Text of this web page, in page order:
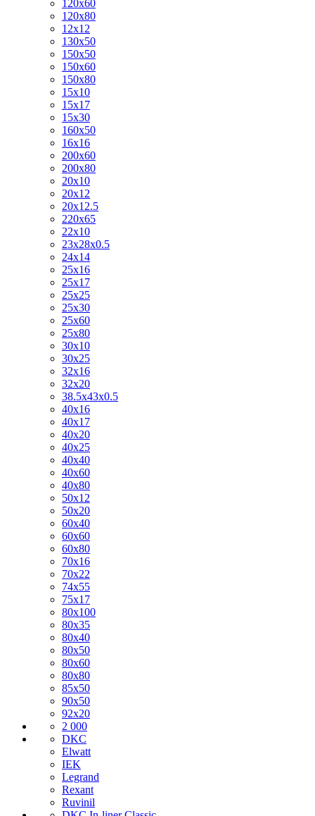
120х60
120х80
12х12
130х50
150х50
150х60
150х80
15х10
15х17
15х30
160х50
16х16
200х60
200х80
20х10
20х12
20х12.5
220х65
22х10
23х28х0.5
24х14
25х16
25х17
25х25
25х30
25х60
25х80
30х10
30х25
32х16
32х20
38.5х43х0.5
40х16
40х17
40х20
40х25
40х40
40х60
40х80
50х12
50х20
60х40
60х60
60х80
70х16
70х22
74х55
75х17
80х100
80х35
80х40
80х50
80х60
80х80
85х50
90х50
92х20
2 000
DKC
Elwatt
IEK
Legrand
Rexant
Ruvinil